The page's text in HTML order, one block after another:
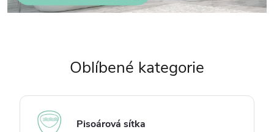
Oblíbené kategorie
Pisoárová sítka